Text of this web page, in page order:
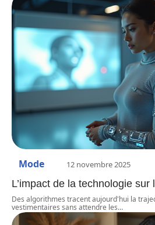
Mode 12 novembre 2025
L’impact de la technologie sur
Des algorithmes tracent aujourd'hui la
vestimentaires sans attendre les…